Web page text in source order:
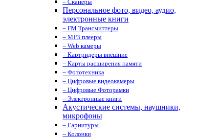
– Сканеры
Персональное фото, видео, аудио,
электронные книги
– FM Трансмиттеры
– MP3 плееры
– Web камеры
– Картридеры внешние
– Карты расширения памяти
– Фототехника
– Цифровые видеокамеры
– Цифровые Фоторамки
– Электронные книги
Акустические системы, наушники,
микрофоны
– Гарнитуры
– Колонки